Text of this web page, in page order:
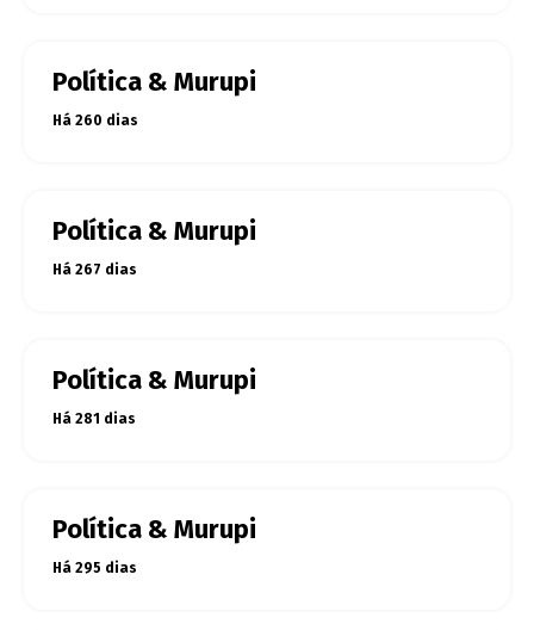
Política & Murupi
Há 260 dias
Política & Murupi
Há 267 dias
Política & Murupi
Há 281 dias
Política & Murupi
Há 295 dias